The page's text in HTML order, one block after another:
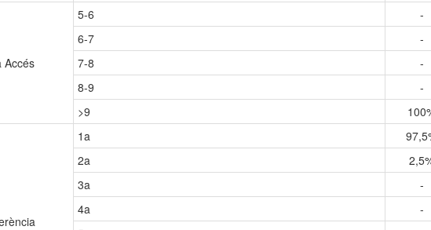
Accés
5-6 -
6-7
-
7-8
-
8-9
-
>9
1a
2a
3a
-
4a
-